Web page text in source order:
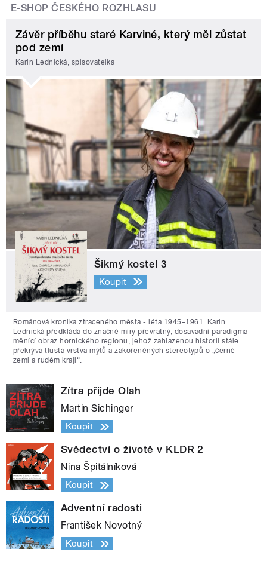
E-SHOP ČESKÉHO ROZHLASU
Závěr příběhu staré Karviné, který měl zůstat
pod zemí
Karin Lednická, spisovatelka
Šikmý kostel 3
Koupit
Románová kronika ztraceného města - léta 1945–1961. Karin
Lednická předkládá do značné míry převratný, dosavadní paradigma
měnící obraz hornického regionu, jehož zahlazenou historii stále
překrývá tlustá vrstva mýtů a zakořeněných stereotypů o „černé
zemi a rudém kraji“.
Zítra přijde Olah
Martin Sichinger
Koupit
Svědectví o životě v KLDR 2
Nina Špitálníková
Koupit
Adventní radosti
František Novotný
Koupit